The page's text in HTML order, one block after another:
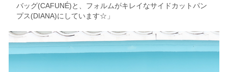
バッグ(CAFUNÉ)と、フォルムがキレイなサイドカットパン
プス(DIANA)にしています☆」